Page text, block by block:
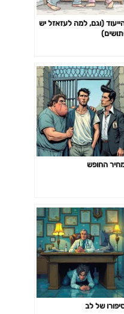
(וגם, למה לעזאזל יש
החופש
של לב